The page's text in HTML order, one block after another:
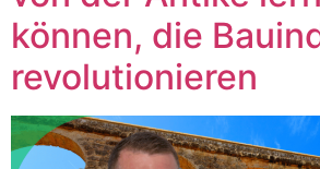
können, die
revolutionieren